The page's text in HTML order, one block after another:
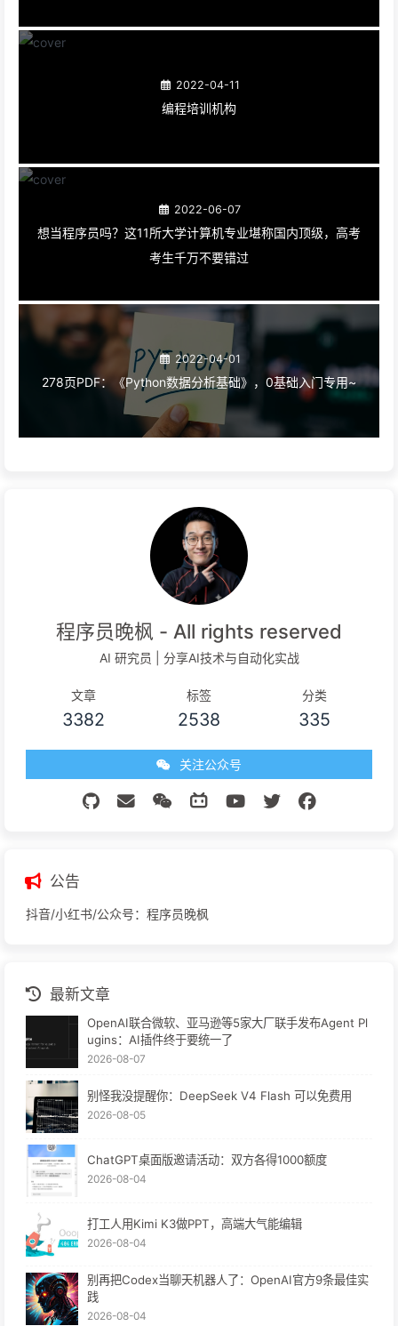
2022-04-11
编程培训机构
2022-06-07
想当程序员吗？这11所大学计算机专业堪称国内顶级，高考
考生千万不要错过
2022-04-01
278页PDF：《Python数据分析基础》，0基础入门专用~
程序员晚枫 - All rights reserved
AI 研究员 | 分享AI技术与自动化实战
文章
3382
标签
2538
分类
335
关注公众号
公告
抖音/小红书/公众号：程序员晚枫
最新文章
OpenAI联合微软、亚马逊等5家大厂联手发布Agent Pl
ugins：AI插件终于要统一了
2026-08-07
别怪我没提醒你：DeepSeek V4 Flash 可以免费用
2026-08-05
ChatGPT桌面版邀请活动：双方各得1000额度
2026-08-04
打工人用Kimi K3做PPT，高端大气能编辑
2026-08-04
别再把Codex当聊天机器人了：OpenAI官方9条最佳实
践
2026-08-04